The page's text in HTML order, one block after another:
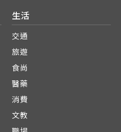
生活
交通
旅遊
食尚
醫藥
消費
文教